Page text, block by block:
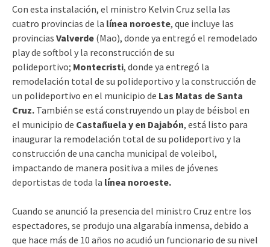
Con esta instalación, el ministro Kelvin Cruz sella las
cuatro provincias de la línea noroeste, que incluye las
provincias Valverde (Mao), donde ya entregó el remodelado
play de softbol y la reconstrucción de su
polideportivo; Montecristi, donde ya entregó la
remodelación total de su polideportivo y la construcción de
un polideportivo en el municipio de Las Matas de Santa
Cruz. También se está construyendo un play de béisbol en
el municipio de Castañuela y en Dajabón, está listo para
inaugurar la remodelación total de su polideportivo y la
construcción de una cancha municipal de voleibol,
impactando de manera positiva a miles de jóvenes
deportistas de toda la línea noroeste.
Cuando se anunció la presencia del ministro Cruz entre los
espectadores, se produjo una algarabía inmensa, debido a
que hace más de 10 años no acudió un funcionario de su nivel